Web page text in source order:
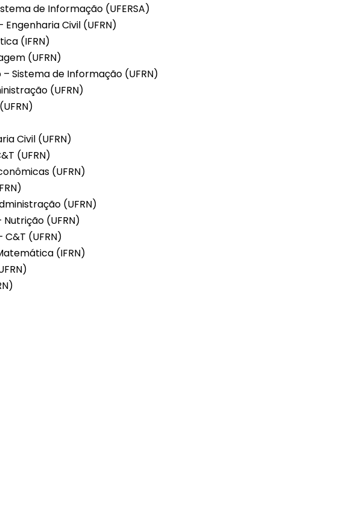
de Informação (UFERSA)
Engenharia Civil (UFRN)
(IFRN)
(UFRN)
Sistema de Informação (UFRN)
(UFRN)
Civil (UFRN)
(UFRN)
(UFRN)
(UFRN)
(UFRN)
(UFRN)
(IFRN)